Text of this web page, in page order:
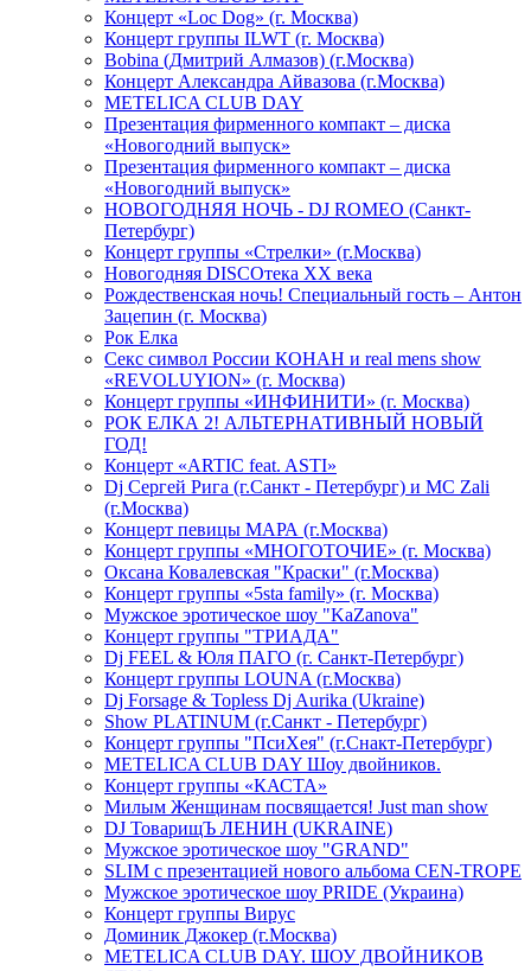
Концерт «Loc Dog» (г. Москва)
Концерт группы ILWT (г. Москва)
Bobina (Дмитрий Алмазов) (г.Москва)
Концерт Александра Айвазова (г.Москва)
METELICA CLUB DAY
Презентация фирменного компакт – диска
«Новогодний выпуск»
Презентация фирменного компакт – диска
«Новогодний выпуск»
НОВОГОДНЯЯ НОЧЬ - DJ ROMEO (Санкт-
Петербург)
Концерт группы «Стрелки» (г.Москва)
Новогодняя DISCOтека ХХ века
Рождественская ночь! Специальный гость – Антон
Зацепин (г. Москва)
Рок Елка
Секс символ России КОНАН и real mens show
«REVOLUYION» (г. Москва)
Концерт группы «ИНФИНИТИ» (г. Москва)
РОК ЕЛКА 2! АЛЬТЕРНАТИВНЫЙ НОВЫЙ
ГОД!
Концерт «ARTIC feat. ASTI»
Dj Сергей Рига (г.Санкт - Петербург) и MC Zali
(г.Москва)
Концерт певицы МАРА (г.Москва)
Концерт группы «МНОГОТОЧИЕ» (г. Москва)
Оксана Ковалевская "Краски" (г.Москва)
Концерт группы «5sta family» (г. Москва)
Мужское эротическое шоу "KaZanova"
Концерт группы "ТРИАДА"
Dj FEEL & Юля ПАГО (г. Санкт-Петербург)
Концерт группы LOUNA (г.Москва)
Dj Forsage & Topless Dj Aurika (Ukraine)
Show PLATINUM (г.Санкт - Петербург)
Концерт группы "ПсиХея" (г.Снакт-Петербург)
METELICA CLUB DAY Шоу двойников.
Концерт группы «КАСТА»
Милым Женщинам посвящается! Just man show
DJ ТоварищЪ ЛЕНИН (UKRAINE)
Мужское эротическое шоу "GRAND"
SLIM с презентацией нового альбома CEN-TROPE
Мужское эротическое шоу PRIDE (Украина)
Концерт группы Вирус
Доминик Джокер (г.Москва)
METELICA CLUB DAY. ШОУ ДВОЙНИКОВ